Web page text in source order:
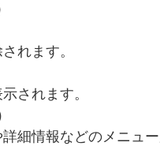
れます。
されます。
細情報などのメニュ